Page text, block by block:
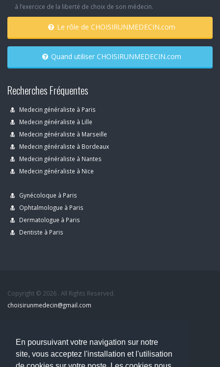
En poursuivant votre navigation sur notre
site, vous acceptez l'installation et l'utilisation
à l’exercice de la liberté de choix de son médecin.
Le rôle de CHOISIRUNMEDECIN.com
Quand utiliser CHOISIRUNMEDECIN.com
Recherches Fréquentes
Medecin généraliste à Paris
Medecin généraliste à Lille
Medecin généraliste à Marseille
Medecin généraliste à Bordeaux
Medecin généraliste à Nantes
Medecin généraliste à Nice
Gynécoloque à Paris
Ophtalmologue à Paris
Dermatologue à Paris
Dentiste à Paris
Copyright © 2026 . All Rights Reserved.
choisirunmedecin@gmail.com
Accueil
Blog